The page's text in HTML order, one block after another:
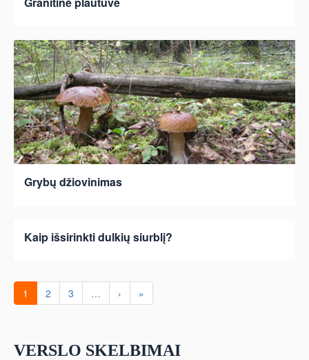
Grybų džiovinimas
Kaip išsirinkti dulkių siurblį?
1 2 3 … › »
VERSLO SKELBIMAI